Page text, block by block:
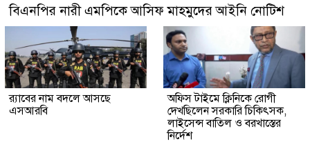
বিএনপির নারী এমপিকে আসিফ মাহমুদের আইনি নোটিশ
র‍্যাবের নাম বদলে আসছে
এসআরবি
অফিস টাইমে ক্লিনিকে রোগী
দেখছিলেন সরকারি চিকিৎসক,
লাইসেন্স বাতিল ও বরখাস্তের
নির্দেশ